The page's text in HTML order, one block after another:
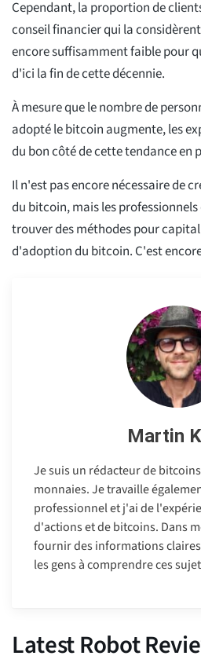
Cependant, la proportion de
conseil financier qui la
encore suffisamment faible pour
d'ici la fin de cette décennie.
À mesure que le nombre de
adopté le bitcoin augmente, les
du bon côté de cette tendance
Il n'est pas encore nécessaire de
du bitcoin, mais les
trouver des méthodes pour
d'adoption du bitcoin. C'est
Martin
Je suis un rédacteur de
monnaies. Je travaille
professionnel et j'ai de
d'actions et de bitcoins. Dans
fournir des informations
les gens à comprendre ces
Latest Robot